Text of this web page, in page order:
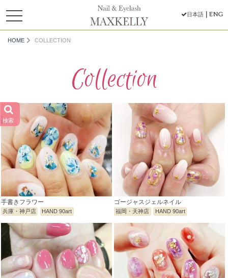
toggle
navigation
日本語 ENG
HOME COLLECTION
Collection
検索
手書きフラワー
兵庫・神戸店 HAND 90art
ゴージャスジェルネイル
福岡・天神店 HAND 90art